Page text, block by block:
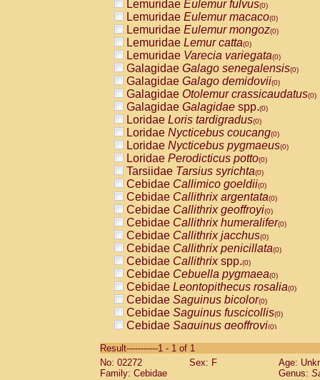
Lemuridae Eulemur fulvus(0)
Lemuridae Eulemur macaco(0)
Lemuridae Eulemur mongoz(0)
Lemuridae Lemur catta(0)
Lemuridae Varecia variegata(0)
Galagidae Galago senegalensis(0)
Galagidae Galago demidovii(0)
Galagidae Otolemur crassicaudatus(0)
Galagidae Galagidae spp.(0)
Loridae Loris tardigradus(0)
Loridae Nycticebus coucang(0)
Loridae Nycticebus pygmaeus(0)
Loridae Perodicticus potto(0)
Tarsiidae Tarsius syrichta(0)
Cebidae Callimico goeldii(0)
Cebidae Callithrix argentata(0)
Cebidae Callithrix geoffroyi(0)
Cebidae Callithrix humeralifer(0)
Cebidae Callithrix jacchus(0)
Cebidae Callithrix penicillata(0)
Cebidae Callithrixspp.(0)
Cebidae Cebuella pygmaea(0)
Cebidae Leontopithecus rosalia(0)
Cebidae Saguinus bicolor(0)
Cebidae Saguinus fuscicollis(0)
Cebidae Saguinus geoffroyi(0)
CebidaeSaguinus labiatus(0)
Cebidae Saguinus leucopus (0)
Cebidae
Result-----------1 - 1 of 1
No: 02272
Sex: F
Age:
Family: Cebidae
Genus: